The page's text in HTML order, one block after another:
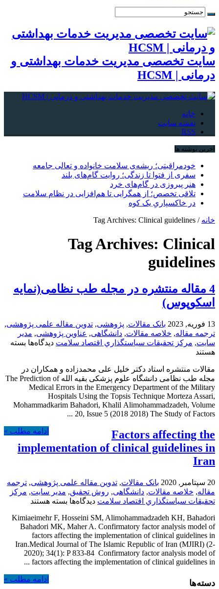
سایت تخصصی مدیریت خدمات بهداشتی و
درمانی | HCSM
خانه
نقشه سایت
RSS
آخرین نوشته ها
خودمراقبتی؛ ریشه‌ی سلامت خانواده و تعالی جامعه
سفری از فتوا تا زندگی؛ روایت گام‌های بلند
هنر پیروزی در گام‌های خرد
تلاقی تخصص؛ از همگرایی تا هم‌افزایی در نظام سلامت
در خاکسپاریِ یک کوه
خانه /
Tag Archives: Clinical guidelines
Tag Archives: Clinical
guidelines
4 مقاله منتشره در مجله طب نظامی(نمایه
اسکوپوس)
13 فوریه, 2023 بانک مقالات, پژوهشی, تدوین مقاله علمی پژوهشی,
ترجمه مقاله, خلاصه مقالات, دانشگاهی, عناوین پژوهشی, مدیر
سایت, مركز تحقيقات سياستگذاري اقتصاد سلامت دیدگاه‌ها برای
منتشره
در
بسته
هستند
مقالات منتشره استاد دکتر خلیل علی محمدزاده و همکاران در
مجله طب نظامی دانشگاه علوم پزشکی بقیه الله The Prediction of
Medical Errors in the Emergency Department of the Military
Hospitals Using the Topsis Technique Morteza Assari,
Mohammadkarim Bahadori, Khalil Alimohammadzadeh, Volume
20, Issue 5 (2018 2018) The Study of Factors ...
ادامه مطلب »
Factors affecting the
implementation of clinical guidelines in
Iran
20 سپتامبر, 2020 بانک مقالات, تدوین مقاله علمی پژوهشی, ترجمه
مقاله, خلاصه مقالات, دانشگاهی, روش تحقیق, مدیر سایت, مركز
تحقيقات سياستگذاري اقتصاد سلامت دیدگاه‌ها برای
affecting
the
implementation
of
clinical
guidelines
بسته هستند
Kimiaeimehr F, Hosseini SM, Alimohammadzadeh KH, Bahadori
Bahadori MK, Maher A. Confirmatory factor analysis model of
factors affecting the implementation of clinical guidelines in
Iran.Medical Journal of The Islamic Republic of Iran (MJIRI) (2-
2020); 34(1): P 833-84 Confirmatory factor analysis model of
factors affecting the implementation of clinical guidelines in ...
ادامه مطلب » دسته‌ها